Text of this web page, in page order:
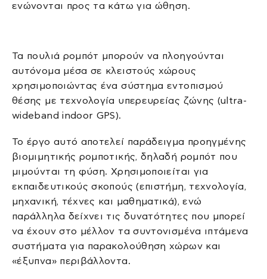
ενώνονται προς τα κάτω για ώθηση.
Τα πουλιά ρομπότ μπορούν να πλοηγούνται
αυτόνομα μέσα σε κλειστούς χώρους
χρησιμοποιώντας ένα σύστημα εντοπισμού
θέσης με τεχνολογία υπερευρείας ζώνης (ultra-
wideband indoor GPS).
Το έργο αυτό αποτελεί παράδειγμα προηγμένης
βιομιμητικής ρομποτικής, δηλαδή ρομπότ που
μιμούνται τη φύση. Χρησιμοποιείται για
εκπαιδευτικούς σκοπούς (επιστήμη, τεχνολογία,
μηχανική, τέχνες και μαθηματικά), ενώ
παράλληλα δείχνει τις δυνατότητες που μπορεί
να έχουν στο μέλλον τα συντονισμένα ιπτάμενα
συστήματα για παρακολούθηση χώρων και
«έξυπνα» περιβάλλοντα.